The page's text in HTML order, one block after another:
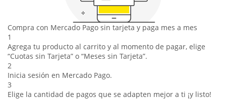
Compra con Mercado Pago sin tarjeta y paga mes a mes
1
Agrega tu producto al carrito y al momento de pagar, elige
“Cuotas sin Tarjeta” o “Meses sin Tarjeta”.
2
Inicia sesión en Mercado Pago.
3
Elige la cantidad de pagos que se adapten mejor a ti ¡y listo!